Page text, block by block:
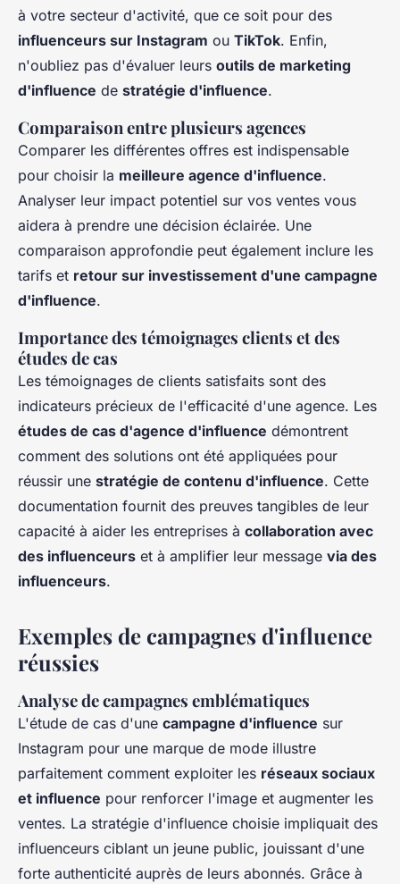
à votre secteur d'activité, que ce soit pour des
influenceurs sur Instagram ou TikTok. Enfin,
n'oubliez pas d'évaluer leurs outils de marketing
d'influence de stratégie d'influence.
Comparaison entre plusieurs agences
Comparer les différentes offres est indispensable
pour choisir la meilleure agence d'influence.
Analyser leur impact potentiel sur vos ventes vous
aidera à prendre une décision éclairée. Une
comparaison approfondie peut également inclure les
tarifs et retour sur investissement d'une campagne
d'influence.
Importance des témoignages clients et des
études de cas
Les témoignages de clients satisfaits sont des
indicateurs précieux de l'efficacité d'une agence. Les
études de cas d'agence d'influence démontrent
comment des solutions ont été appliquées pour
réussir une stratégie de contenu d'influence. Cette
documentation fournit des preuves tangibles de leur
capacité à aider les entreprises à collaboration avec
des influenceurs et à amplifier leur message via des
influenceurs.
Exemples de campagnes d'influence
réussies
Analyse de campagnes emblématiques
L'étude de cas d'une campagne d'influence sur
Instagram pour une marque de mode illustre
parfaitement comment exploiter les réseaux sociaux
et influence pour renforcer l'image et augmenter les
ventes. La stratégie d'influence choisie impliquait des
influenceurs ciblant un jeune public, jouissant d'une
forte authenticité auprès de leurs abonnés. Grâce à